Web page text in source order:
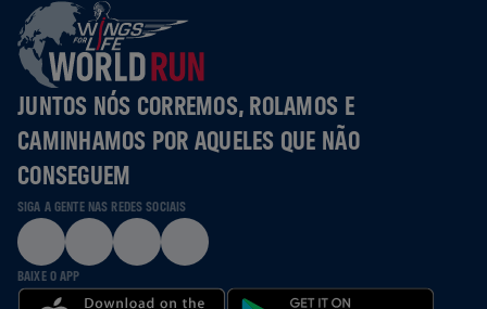
JUNTOS NÓS CORREMOS, ROLAMOS E
CAMINHAMOS POR AQUELES QUE NÃO
CONSEGUEM
SIGA A GENTE NAS REDES SOCIAIS
BAIXE O APP